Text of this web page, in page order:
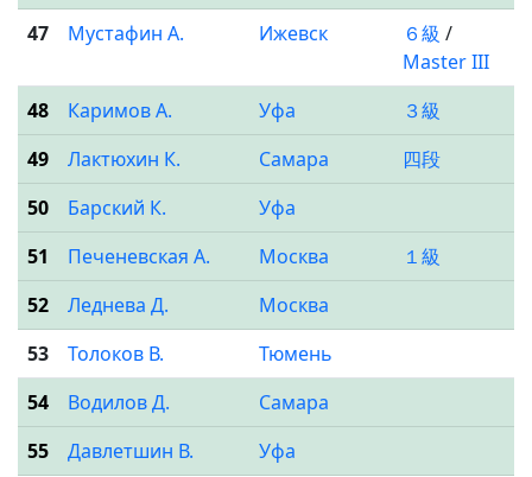
47
Мустафин А. Ижевск ６級 /
Master III
48
Каримов А. Уфа
３級
49
Лактюхин К. Самара
四段
50
Барский К.
Уфа
51
Печеневская А. Москва
１級
52
Леднева Д.
Москва
53
Толоков В.
Тюмень
54
Водилов Д.
Самара
55
Давлетшин В.
Уфа